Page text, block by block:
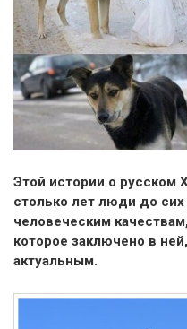
Этой истории о русском
столько лет люди до
человеческим
которое заключено в
актуальным.